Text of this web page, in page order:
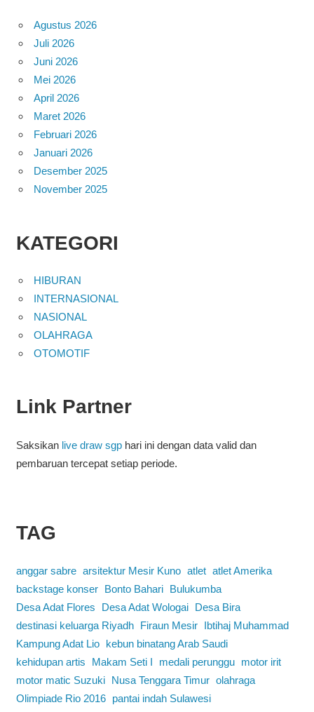
Agustus 2026
Juli 2026
Juni 2026
Mei 2026
April 2026
Maret 2026
Februari 2026
Januari 2026
Desember 2025
November 2025
KATEGORI
HIBURAN
INTERNASIONAL
NASIONAL
OLAHRAGA
OTOMOTIF
Link Partner
Saksikan live draw sgphari ini dengan data valid dan
pembaruan tercepat setiap periode.
TAG
anggar sabre arsitektur Mesir Kuno atlet atlet Amerika
backstage konser
Bonto Bahari
Bulukumba
Desa Adat Flores
Desa Adat Wologai
Desa Bira
destinasi keluarga Riyadh
Firaun Mesir
Ibtihaj Muhammad
Kampung Adat Lio
kebun binatang Arab Saudi
kehidupan artis
Makam Seti I medali perunggu
motor irit
motor matic Suzuki
Nusa Tenggara Timur olahraga
Olimpiade Rio 2016
pantai indah Sulawesi